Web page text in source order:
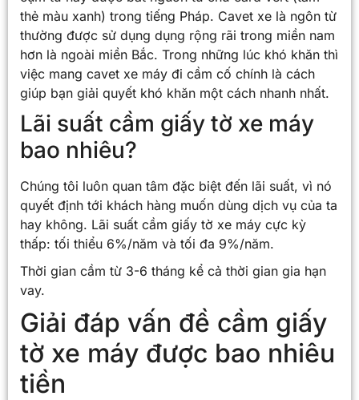
thẻ màu xanh) trong tiếng Pháp. Cavet xe là ngôn từ
thường được sử dụng dụng rộng rãi trong miền nam
hơn là ngoài miền Bắc. Trong những lúc khó khăn thì
việc mang cavet xe máy đi cầm cố chính là cách
giúp bạn giải quyết khó khăn một cách nhanh nhất.
Lãi suất cầm giấy tờ xe máy
bao nhiêu?
Chúng tôi luôn quan tâm đặc biệt đến lãi suất, vì nó
quyết định tới khách hàng muốn dùng dịch vụ của ta
hay không. Lãi suất cầm giấy tờ xe máy cực kỳ
thấp: tối thiểu 6%/năm và tối đa 9%/năm.
Thời gian cầm từ 3-6 tháng kể cả thời gian gia hạn
vay.
Giải đáp vấn đề cầm giấy
tờ xe máy được bao nhiêu
tiền